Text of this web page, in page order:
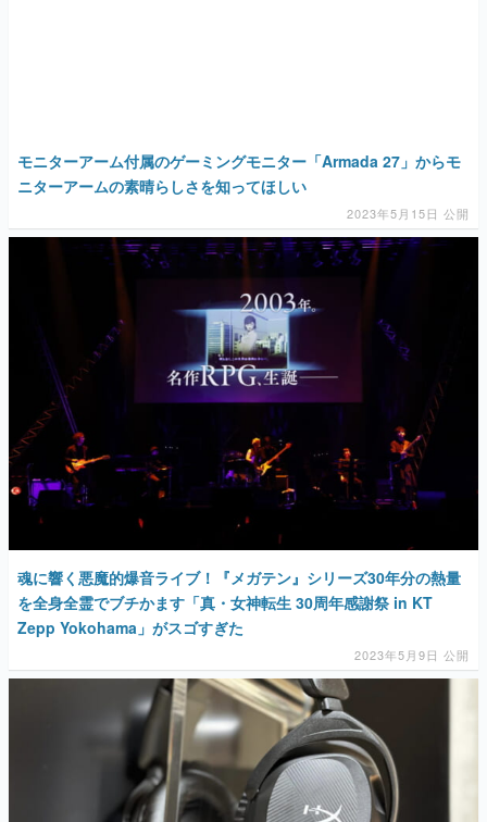
モニターアーム付属のゲーミングモニター「Armada 27」からモ
ニターアームの素晴らしさを知ってほしい
2023年5月15日 公開
魂に響く悪魔的爆音ライブ！『メガテン』シリーズ30年分の熱量
を全身全霊でブチかます「真・女神転生 30周年感謝祭 in KT
Zepp Yokohama」がスゴすぎた
2023年5月9日 公開